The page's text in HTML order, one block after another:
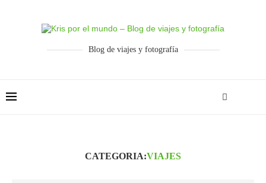
Blog de viajes y fotografía
CATEGORIA:VIAJES